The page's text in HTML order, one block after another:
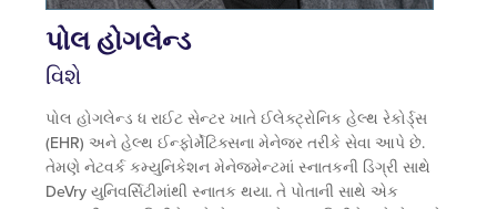
પોલ હોગલેન્ડ
વિશે
પોલ હોગલેન્ડ ધ રાઈટ સેન્ટર ખાતે ઈલેક્ટ્રોનિક હેલ્થ રેકોર્ડ્સ
(EHR) અને હેલ્થ ઈન્ફોર્મેટિક્સના મેનેજર તરીકે સેવા આપે છે.
તેમણે નેટવર્ક કમ્યુનિકેશન મેનેજમેન્ટમાં સ્નાતકની ડિગ્રી સાથે
DeVry યુનિવર્સિટીમાંથી સ્નાતક થયા. તે પોતાની સાથે એક